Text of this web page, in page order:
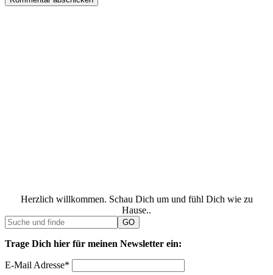
Herzlich willkommen. Schau Dich um und fühl Dich wie zu
Hause..
Trage Dich hier für meinen Newsletter ein:
E-Mail Adresse*